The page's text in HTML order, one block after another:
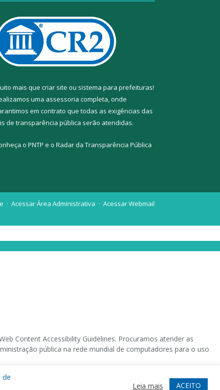
mais que criar site ou sistema para prefeituras!
uma assessoria completa, onde
em contrato que todas as exigências das
de transparência pública serão atendidas.
o PNTP e o Radar da Transparência Pública
Acessar Área Administrativa Acessar Webmail
de
Leia mais ACEITO
Content Accessibility Guidelines. Procuramos atender as
pública na rede mundial de computadores para o uso
operacional destinado deficientes visuais.